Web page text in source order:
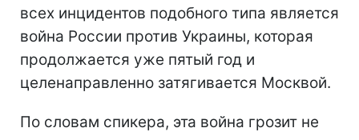
всех инцидентов подобного типа является
война России против Украины, которая
продолжается уже пятый год и
целенаправленно затягивается Москвой.
По словам спикера, эта война грозит не